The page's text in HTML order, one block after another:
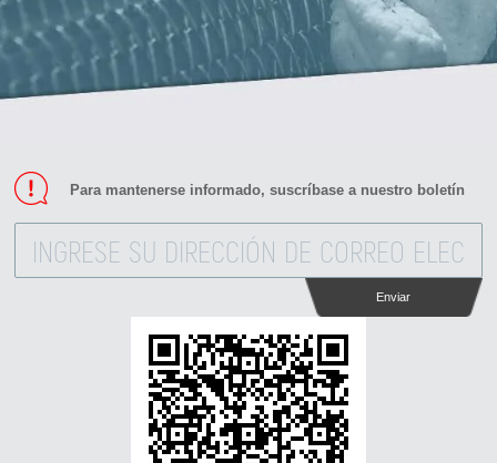
Para mantenerse informado, suscríbase a nuestro boletín
Enviar